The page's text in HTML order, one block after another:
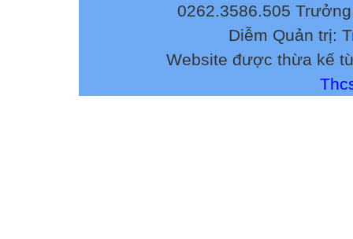
0262.3586.505
Diễm Quản trị:
Website được thừa kế